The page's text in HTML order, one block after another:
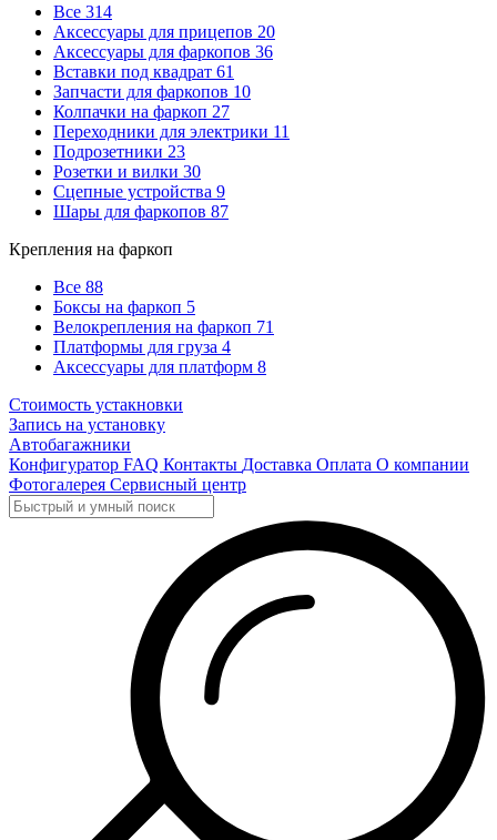
Все 314
Аксессуары для прицепов 20
Аксессуары для фаркопов 36
Вставки под квадрат 61
Запчасти для фаркопов 10
Колпачки на фаркоп 27
Переходники для электрики 11
Подрозетники 23
Розетки и вилки 30
Сцепные устройства 9
Шары для фаркопов 87
Крепления на фаркоп
Все 88
Боксы на фаркоп 5
Велокрепления на фаркоп 71
Платформы для груза 4
Аксессуары для платформ 8
Стоимость устакновки
Запись на установку
Автобагажники
Конфигуратор FAQ Контакты Доставка Оплата О компании
Фотогалерея Сервисный центр